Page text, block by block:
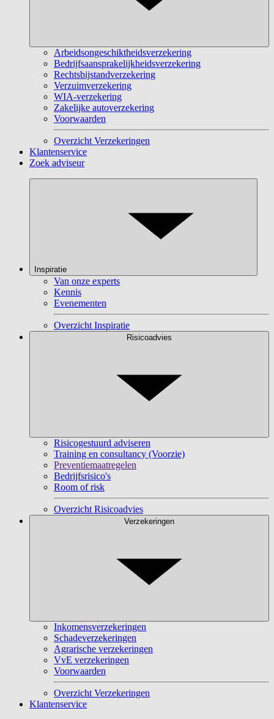
Arbeidsongeschiktheidsverzekering
Bedrijfsaansprakelijkheidsverzekering
Rechtsbijstandverzekering
Verzuimverzekering
WIA-verzekering
Zakelijke autoverzekering
Voorwaarden
Overzicht Verzekeringen
Klantenservice
Zoek adviseur
Inspiratie
Van onze experts
Kennis
Evenementen
Overzicht Inspiratie
Risicoadvies
Risicogestuurd adviseren
Training en consultancy (Voorzie)
Preventiemaatregelen
Bedrijfsrisico's
Room of risk
Overzicht Risicoadvies
Verzekeringen
Inkomensverzekeringen
Schadeverzekeringen
Agrarische verzekeringen
VvE verzekeringen
Voorwaarden
Overzicht Verzekeringen
Klantenservice